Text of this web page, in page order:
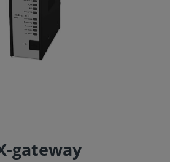
gateway